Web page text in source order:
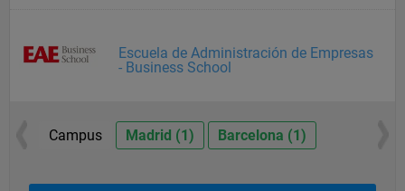
Escuela de Administración de Empresas
- Business School
Campus Madrid (1) Barcelona (1)